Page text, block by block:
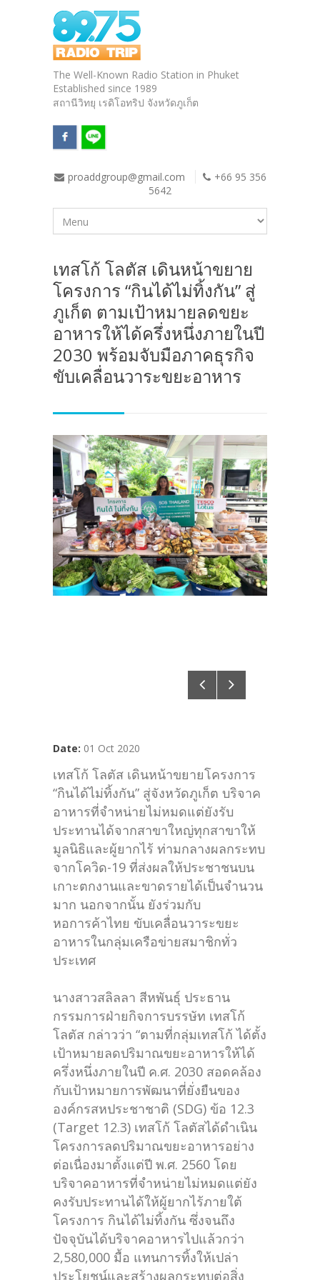
The Well-Known Radio Station in Phuket
Established since 1989
สถานีวิทยุ เรดิโอทริป จังหวัดภูเก็ต
proaddgroup@gmail.com
+66 95 356
5642
เทสโก้ โลตัส เดินหน้าขยาย
โครงการ “กินได้ไม่ทิ้งกัน” สู่
ภูเก็ต ตามเป้าหมายลดขยะ
อาหารให้ได้ครึ่งหนึ่งภายในปี
2030 พร้อมจับมือภาคธุรกิจ
ขับเคลื่อนวาระขยะอาหาร
Date: 01 Oct 2020
เทสโก้ โลตัส เดินหน้าขยายโครงการ
“กินได้ไม่ทิ้งกัน” สู่จังหวัดภูเก็ต บริจาค
อาหารที่จำหน่ายไม่หมดแต่ยังรับ
ประทานได้จากสาขาใหญ่ทุกสาขาให้
มูลนิธิและผู้ยากไร้ ท่ามกลางผลกระทบ
จากโควิด-19 ที่ส่งผลให้ประชาชนบน
เกาะตกงานและขาดรายได้เป็นจำนวน
มาก นอกจากนั้น ยังร่วมกับ
หอการค้าไทย ขับเคลื่อนวาระขยะ
อาหารในกลุ่มเครือข่ายสมาชิกทั่ว
ประเทศ
นางสาวสลิลลา สีหพันธุ์ ประธาน
กรรมการฝ่ายกิจการบรรษัท เทสโก้
โลตัส กล่าวว่า “ตามที่กลุ่มเทสโก้ ได้ตั้ง
เป้าหมายลดปริมาณขยะอาหารให้ได้
ครึ่งหนึ่งภายในปี ค.ศ. 2030 สอดคล้อง
กับเป้าหมายการพัฒนาที่ยั่งยืนของ
องค์กรสหประชาชาติ (SDG) ข้อ 12.3
(Target 12.3) เทสโก้ โลตัสได้ดำเนิน
โครงการลดปริมาณขยะอาหารอย่าง
ต่อเนื่องมาตั้งแต่ปี พ.ศ. 2560 โดย
บริจาคอาหารที่จำหน่ายไม่หมดแต่ยัง
คงรับประทานได้ให้ผู้ยากไร้ภายใต้
โครงการ กินได้ไม่ทิ้งกัน ซึ่งจนถึง
ปัจจุบันได้บริจาคอาหารไปแล้วกว่า
2,580,000 มื้อ แทนการทิ้งให้เปล่า
ประโยชน์และสร้างผลกระทบต่อสิ่ง